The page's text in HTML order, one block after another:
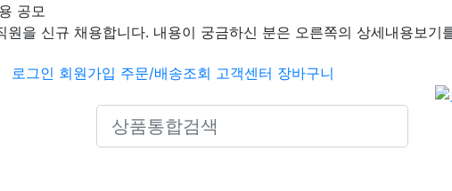
공모
을 신규 채용합니다. 내용이 궁금하신 분은 오른쪽의 상세내용보기
로그인 회원가입 주문/배송조회 고객센터 장바구니
Search icons